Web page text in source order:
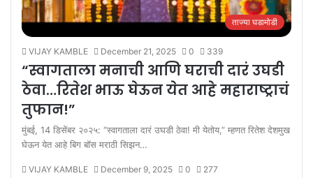
ताज्या घडामोडी
VIJAY KAMBLE December 21, 2025 0 339
“स्वागताला मनाची आणि घराची दारं उघडी
ठेवा…रितेश भाऊ घेऊन येत आहे महाराष्ट्राचं
तुफान!”
मुंबई, 14 डिसेंबर २०२५: “स्वागताला दारं उघडी ठेवा! मी येतोय,” म्हणत रितेश देशमुख
घेऊन येत आहे बिग बॉस मराठी सिझन…
VIJAY KAMBLE December 9, 2025 0 277